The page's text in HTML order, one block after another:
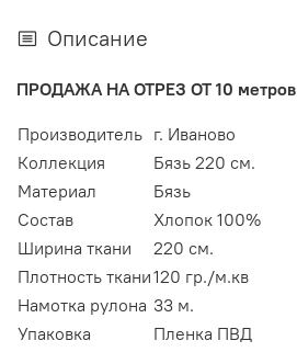
Описание
ПРОДАЖА НА ОТРЕЗ ОТ 10 метров
Производитель г. Иваново
Коллекция
Бязь 220 см.
Материал
Бязь
Состав
Хлопок 100%
Ширина ткани
220 см.
Плотность ткани120 гр./м.кв
Намотка рулона 33 м.
Упаковка
Пленка ПВД